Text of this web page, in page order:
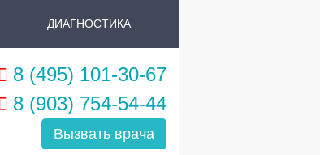
ДИАГНОСТИКА
8 (495) 101-30-67
8 (903) 754-54-44
Вызвать врача